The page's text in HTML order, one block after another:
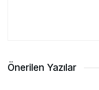
Önerilen Yazılar